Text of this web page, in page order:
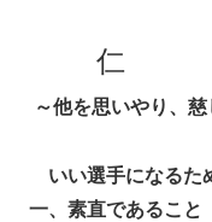
仁
～他を思いやり、慈
いい選手になるた
一、素直であること